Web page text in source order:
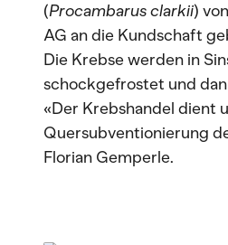
(Procambarus clarkii)
AG an die Kundschaft
Die Krebse werden in
schockgefrostet und
«Der Krebshandel dient
Quersubventionierung
Florian Gemperle.